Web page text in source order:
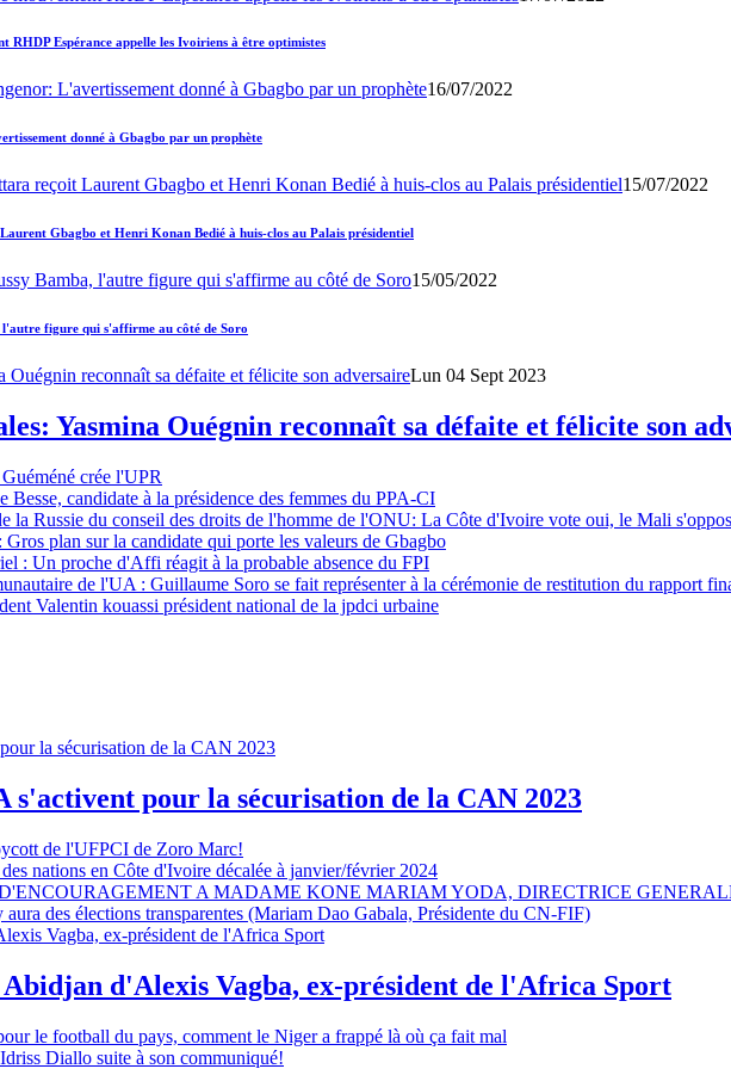
RHDP Espérance appelle les Ivoiriens à être optimistes
16/07/2022
donné à Gbagbo par un prophète
15/07/2022
Gbagbo et Henri Konan Bedié à huis-clos au Palais présidentiel
15/05/2022
figure qui s'affirme au côté de Soro
Lun 04 Sept 2023
Yasmina Ouégnin reconnaît sa défaite et félicite son
crée l'UPR
candidate à la présidence des femmes du PPA-CI
la Russie du conseil des droits de l'homme de l'ONU: La Côte d'Ivoire vote oui, le Mali
plan sur la candidate qui porte les valeurs de Gbagbo
: Un proche d'Affi réagit à la probable absence du FPI
de l'UA : Guillaume Soro se fait représenter à la cérémonie de restitution du rapport
Valentin kouassi président national de la jpdci urbaine
s'activent pour la sécurisation de la CAN 2023
de l'UFPCI de Zoro Marc!
nations en Côte d'Ivoire décalée à janvier/février 2024
A MADAME KONE MARIAM YODA, DIRECTRICE
des élections transparentes (Mariam Dao Gabala, Présidente du CN-FIF)
d'Alexis Vagba, ex-président de l'Africa Sport
le football du pays, comment le Niger a frappé là où ça fait mal
Diallo suite à son communiqué!